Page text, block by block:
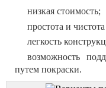
низкая стоимость;
простота и
легкость
возможность
путем покраски.